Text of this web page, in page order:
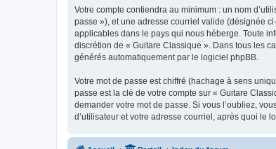
Votre compte contiendra au minimum : un nom
passe »), et une adresse courriel valide (désignée
applicables dans le pays qui nous héberge. Toute
discrétion de « Guitare Classique ». Dans tous les
générés automatiquement par le logiciel phpBB.
Votre mot de passe est chiffré (hachage à sens
passe est la clé de votre compte sur « Guitare
demander votre mot de passe. Si vous l’oubliez,
d’utilisateur et votre adresse courriel, après quoi le